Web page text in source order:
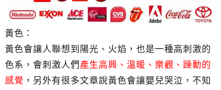
黃色：
黃色會讓人聯想到陽光、火焰，也是一種高刺激的
色系，會刺激人們產生高興、溫暖、樂觀、躁動的
感覺 ，另外有很多文章說黃色會讓嬰兒哭泣，不知